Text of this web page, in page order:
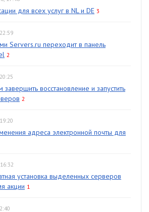
для всех услуг в NL и DE 3
Servers.ru переходит в панель
2
восстановление и запустить
2
адреса электронной почты для
установка выделенных серверов
акции 1